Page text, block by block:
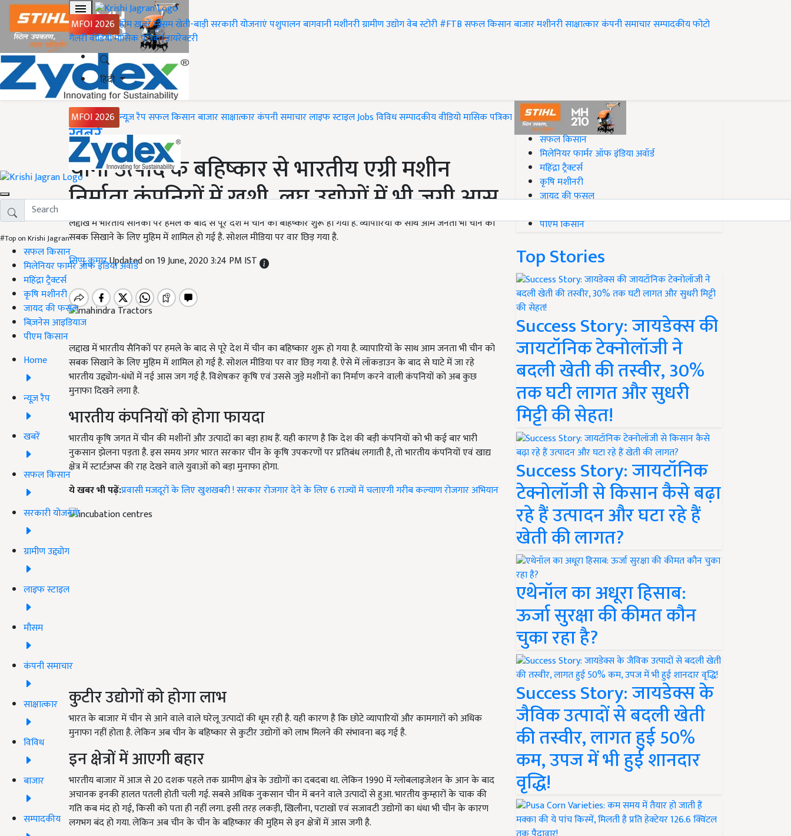
MFOI 2026 होमख़बरेंमौसमखेती-बाड़ीसरकारी योजनाएंपशुपालनबागवानीमशीनरीग्रामीण उद्योगवेब स्टोरी#FTBसफल किसानबाजारमशीनरीसाक्षात्कारकंपनी समाचारसम्पादकीयफोटो
गैलरीवीडियोमासिक पत्रिकाडायरेक्टरी
हिंदी
MFOI 2026 न्यूज़ रैपसफल किसानबाजारसाक्षात्कारकंपनी समाचारलाइफ स्टाइलJobsविविधसम्पादकीयवीडियोमासिक पत्रिका
#Top on Krishi Jagran
सफल किसान
मिलेनियर फार्मर ऑफ इंडिया अवॉर्ड
महिंद्रा ट्रैक्टर्स
कृषि मशीनरी
जायद की फसल
बिज़नेस आइडियाज
पीएम किसान
Home
न्यूज़ रैप
खबरें
सफल किसान
सरकारी योजनाएं
ग्रामीण उद्द्योग
लाइफ स्टाइल
मौसम
कंपनी समाचार
साक्षात्कार
विविध
बाजार
सम्पादकीय
Home
ख़बरें
चीनी उत्पाद के बहिष्कार से भारतीय एग्री मशीन
निर्माता कंपनियों में खुशी, लघु उद्योगों में भी जगी आस
लद्दाख में भारतीय सैनिकों पर हमले के बाद से पूरे देश में चीन का बहिष्कार शुरू हो गया है. व्यापारियों के साथ आम जनता भी चीन को
सबक सिखाने के लिए मुहिम में शामिल हो गई है. सोशल मीडिया पर वार छिड़ गया है.
सिप्पू कुमारUpdated on 19 June, 2020 3:24 PM IST
लद्दाख में भारतीय सैनिकों पर हमले के बाद से पूरे देश में चीन का बहिष्कार शुरू हो गया है. व्यापारियों के साथ आम जनता भी चीन को
सबक सिखाने के लिए मुहिम में शामिल हो गई है. सोशल मीडिया पर वार छिड़ गया है. ऐसे में लॉकडाउन के बाद से घाटे में जा रहे
भारतीय उद्द्योग-धंधों में नई आस जग गई है. विशेषकर कृषि एवं उससे जुड़े मशीनों का निर्माण करने वाली कंपनियों को अब कुछ
मुनाफा दिखने लगा है.
भारतीय कंपनियों को होगा फायदा
भारतीय कृषि जगत में चीन की मशीनों और उत्पादों का बड़ा हाथ हैं. यही कारण है कि देश की बड़ी कंपनियों को भी कई बार भारी
नुकसान झेलना पड़ता है. इस समय अगर भारत सरकार चीन के कृषि उपकरणों पर प्रतिबंध लगाती है, तो भारतीय कंपनियों एवं खाद्य
क्षेत्र में स्टार्टअप्स की राह देखने वाले युवाओं को बड़ा मुनाफा होगा.
ये खबर भी पढ़ें:प्रवासी मजदूरों के लिए खुशखबरी ! सरकार रोजगार देने के लिए 6 राज्यों में चलाएगी गरीब कल्याण रोजगार अभियान
कुटीर उद्योगों को होगा लाभ
भारत के बाजार में चीन से आने वाले वाले घरेलू उत्पादों की धूम रही है. यही कारण है कि छोटे व्यापारियों और कामगारों को अधिक
मुनाफा नहीं होता है. लेकिन अब चीन के बहिष्कार से कुटीर उद्योगों को लाभ मिलने की संभावना बढ़ गई है.
इन क्षेत्रों में आएगी बहार
भारतीय बाजार में आज से 20 दशक पहले तक ग्रामीण क्षेत्र के उद्योगों का दबदबा था. लेकिन 1990 में ग्लोबलाइजेशन के आन के बाद
अचानक इनकी हालत पतली होती चली गई. सबसे अधिक नुकसान चीन में बनने वाले उत्पादों से हुआ. भारतीय कुम्हारों के चाक की
गति कब मंद हो गई, किसी को पता ही नहीं लगा. इसी तरह लकड़ी, खिलौना, पटाखों एवं सजावटी उद्योगों का धंधा भी चीन के कारण
लगभग बंद हो गया. लेकिन अब चीन के चीन के बहिष्कार की मुहिम से इन क्षेत्रों में आस जगी है.
#Top on Krishi Jagran
सफल किसान
मिलेनियर फार्मर ऑफ इंडिया अवॉर्ड
महिंद्रा ट्रैक्टर्स
कृषि मशीनरी
जायद की फसल
पीएम किसान
Top Stories
Success Story: जायडेक्स की
जायटॉनिक टेक्नोलॉजी ने
बदली खेती की तस्वीर, 30%
तक घटी लागत और सुधरी
मिट्टी की सेहत!
Success Story: जायटॉनिक
टेक्नोलॉजी से किसान कैसे बढ़ा
रहे हैं उत्पादन और घटा रहे हैं
खेती की लागत?
एथेनॉल का अधूरा हिसाब:
ऊर्जा सुरक्षा की कीमत कौन
चुका रहा है?
Success Story: जायडेक्स के
जैविक उत्पादों से बदली खेती
की तस्वीर, लागत हुई 50%
कम, उपज में भी हुई शानदार
वृद्धि!